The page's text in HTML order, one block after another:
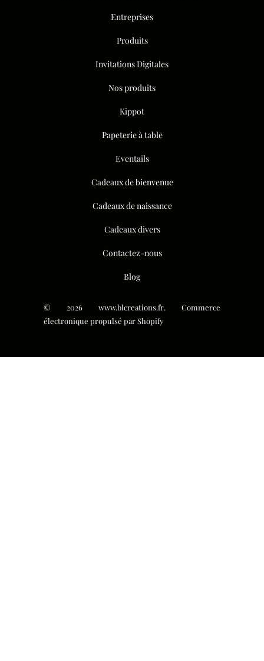
Entreprises
Produits
Invitations Digitales
Nos produits
Kippot
Papeterie à table
Eventails
Cadeaux de bienvenue
Cadeaux de naissance
Cadeaux divers
Contactez-nous
Blog
© 2026 www.blcreations.fr. Commerce
électronique propulsé par Shopify